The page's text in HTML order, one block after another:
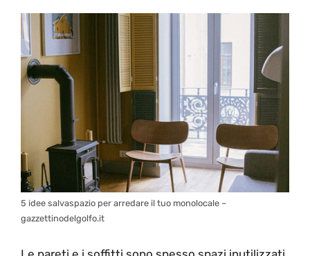
5 idee salvaspazio per arredare il tuo monolocale –
gazzettinodelgolfo.it